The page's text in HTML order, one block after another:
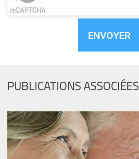
suis
pas
PUBLICATIONS ASSOCIÉES